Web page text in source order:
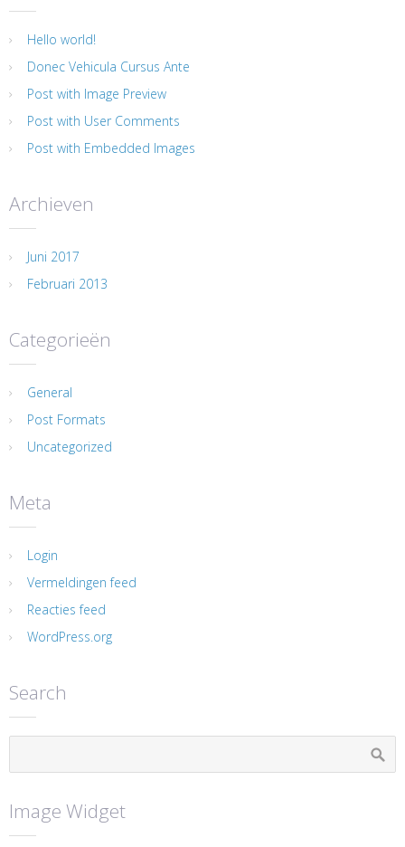
Hello world!
Donec Vehicula Cursus Ante
Post with Image Preview
Post with User Comments
Post with Embedded Images
Archieven
Juni 2017
Februari 2013
Categorieën
General
Post Formats
Uncategorized
Meta
Login
Vermeldingen feed
Reacties feed
WordPress.org
Search
Image Widget